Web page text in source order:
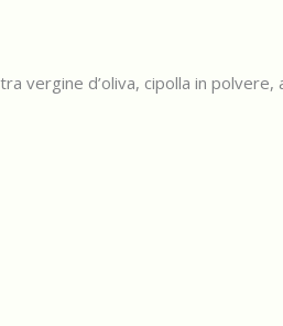
vergine d’oliva, cipolla in